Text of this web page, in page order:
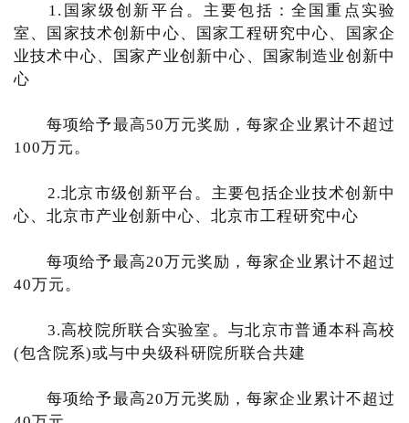
1.国家级创新平台。主要包括：全国重点实验
室、国家技术创新中心、国家工程研究中心、国家企
业技术中心、国家产业创新中心、国家制造业创新中
心
每项给予最高50万元奖励，每家企业累计不超过
100万元。
2.北京市级创新平台。主要包括企业技术创新中
心、北京市产业创新中心、北京市工程研究中心
每项给予最高20万元奖励，每家企业累计不超过
40万元。
3.高校院所联合实验室。与北京市普通本科高校
(包含院系)或与中央级科研院所联合共建
每项给予最高20万元奖励，每家企业累计不超过